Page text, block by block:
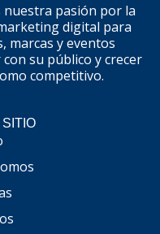
nuestra pasión por la
digital para
marcas y eventos
su público y crecer
competitivo.